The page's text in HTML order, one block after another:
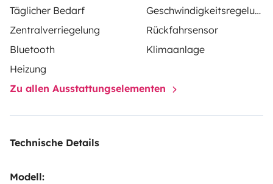
Täglicher Bedarf
Geschwindigkeitsregelung
Zentralverriegelung
Rückfahrsensor
Bluetooth
Klimaanlage
Heizung
Zu allen Ausstattungselementen
Technische Details
Modell: